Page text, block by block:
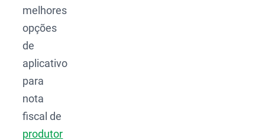
melhores
opções
de
aplicativo
para
nota
fiscal de
produtor